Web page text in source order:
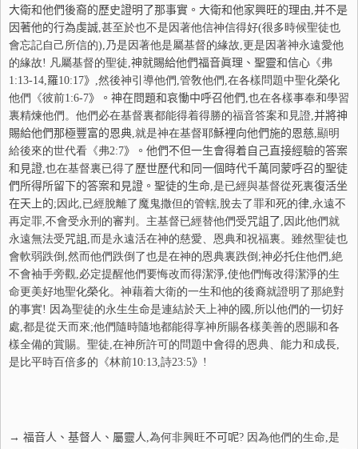
大衛和他們後裔的歷史證明了那事實。大衛和他家興旺的理由,并不是
因著他的行為虔誠,甚至於也不是因著他信神信得好(很多時候聖徒也
會忘記自己所信的),乃是因著他是屬基督的緣故,更是因著神永遠愛他
的緣故! 凡屬基督的聖徒,神就賜給他們福音眞理、聖靈和信心 《弗
1:13-14,羅10:17》 ,然後神引導他們,管敎他們,在各樣問題中聖化榮化
他們《彼前1:6-7》。神在問題和哀慟中呼召他們 ,也在各樣事奉和學習
裏精煉他們。他們必在基督裏都能得着得勝的福音答案和見證,并將神
賜給他們那極豐富的恩典,就是神在基督耶穌裡向他們施的恩慈,顯明
給後來的世代看《弗2:7》。他們不但一生會得着自己直接經驗的答案
和見證,也在基督裏已得了 歷世歷代和同一個時代千萬同蒙呼召的聖徒
們所得所留下的答案和見證。聖徒的生命,是已經與基督從死裏復活坐
在天上的;因此,已經脫離了魔鬼撒但的管轄,脫去了罪和死的律,永遠不
再定罪,不會受永刑的審判。主基督已經替他們受咒詛了 ,因此他們就
永遠無法受咒詛 ,而是永遠活在神的慈愛、恩典和祝福裏。雖然聖徒也
會軟弱跌倒,然而他們跌倒了也是在神的恩典裏跌倒;神必托住他們,絶
不會袖手旁觀,必定提醒他們要悔改而得潔淨,使他們悔改得潔淨的生
命更美好地聖化榮化。神藉着大衛的一生和他的後裔就證明了那絶對
的事實! 因為聖徒的永生生命是連結於天上神的國,所以他們的一切好
處,都是從天而來;他們隨時隨地都能得享神所賜各樣美善的恩賜和各
樣全備的賞賜。聖徒,在神所許可的問題中會得的恩典、能力和成長,
是比平時百倍多的 《林前10:13,詩23:5》 !
→ 福音人、基督人、屬靈人,為何非興旺不可 呢? 因為他們的生命,是